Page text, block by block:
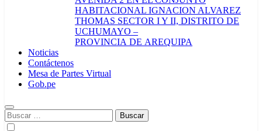
HABITACIONAL IGNACION ALVAREZ
THOMAS SECTOR I Y II, DISTRITO DE
UCHUMAYO –
PROVINCIA DE AREQUIPA
Noticias
Contáctenos
Mesa de Partes Virtual
Gob.pe
Buscar: